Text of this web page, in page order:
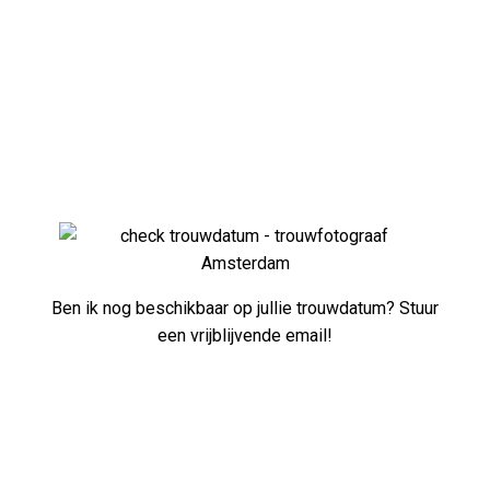
Ben ik nog beschikbaar op jullie trouwdatum? Stuur
een vrijblijvende email!